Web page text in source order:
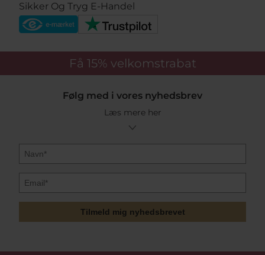
Sikker Og Tryg E-Handel
Få 15% velkomstrabat
Følg med i vores nyhedsbrev
Læs mere her
Tilmeld mig nyhedsbrevet